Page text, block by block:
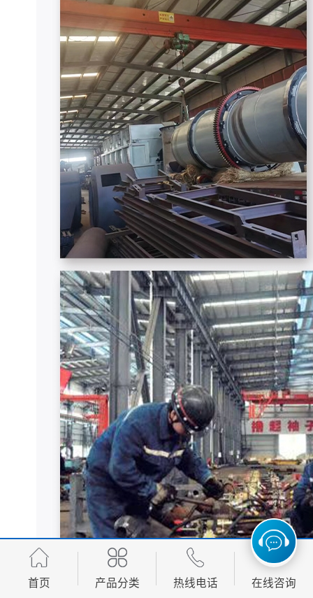
首页 产品分类 热线电话 在线咨询